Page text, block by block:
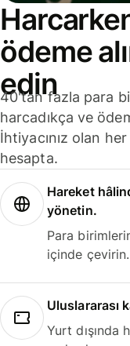
ödeme
edin
40'tan fazla para
harcadıkça ve
İhtiyacınız olan
hesapta.
Hareket
yönetin.
Para
içinde çevirin.
Uluslararası
Yurt dışında